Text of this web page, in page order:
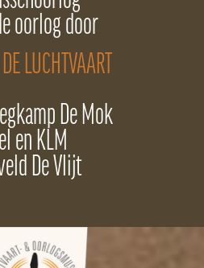
oorlog door
LUCHTVAART
De Mok
en KLM
De Vlijt